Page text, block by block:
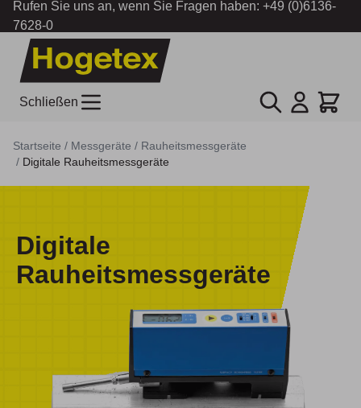
Rufen Sie uns an, wenn Sie Fragen haben: +49 (0)6136-
7628-0
Zum Inhalt springen
Schließen Suche Cart
Startseite / Messgeräte / Rauheitsmessgeräte
/ Digitale Rauheitsmessgeräte
Digitale
Rauheitsmessgeräte